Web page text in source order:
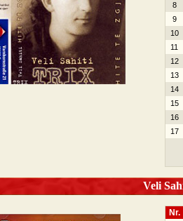
8
9
10
11
12
13
14
15
16
17
Veli
Nr.